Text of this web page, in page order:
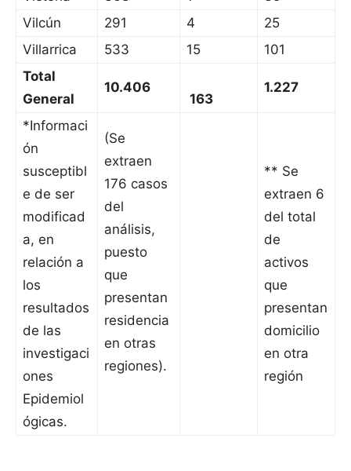
Vilcún
291 4
25
Villarrica
533 15
101
Total
General
10.406
163
1.227
*Informaci
ón
susceptibl
e de ser
modificad
a, en
relación a
los
resultados
de las
investigaci
ones
Epidemiol
ógicas.
(Se
extraen
176 casos
del
análisis,
puesto
que
presentan
residencia
en otras
regiones).
** Se
extraen 6
del total
de
activos
que
presentan
domicilio
en otra
región